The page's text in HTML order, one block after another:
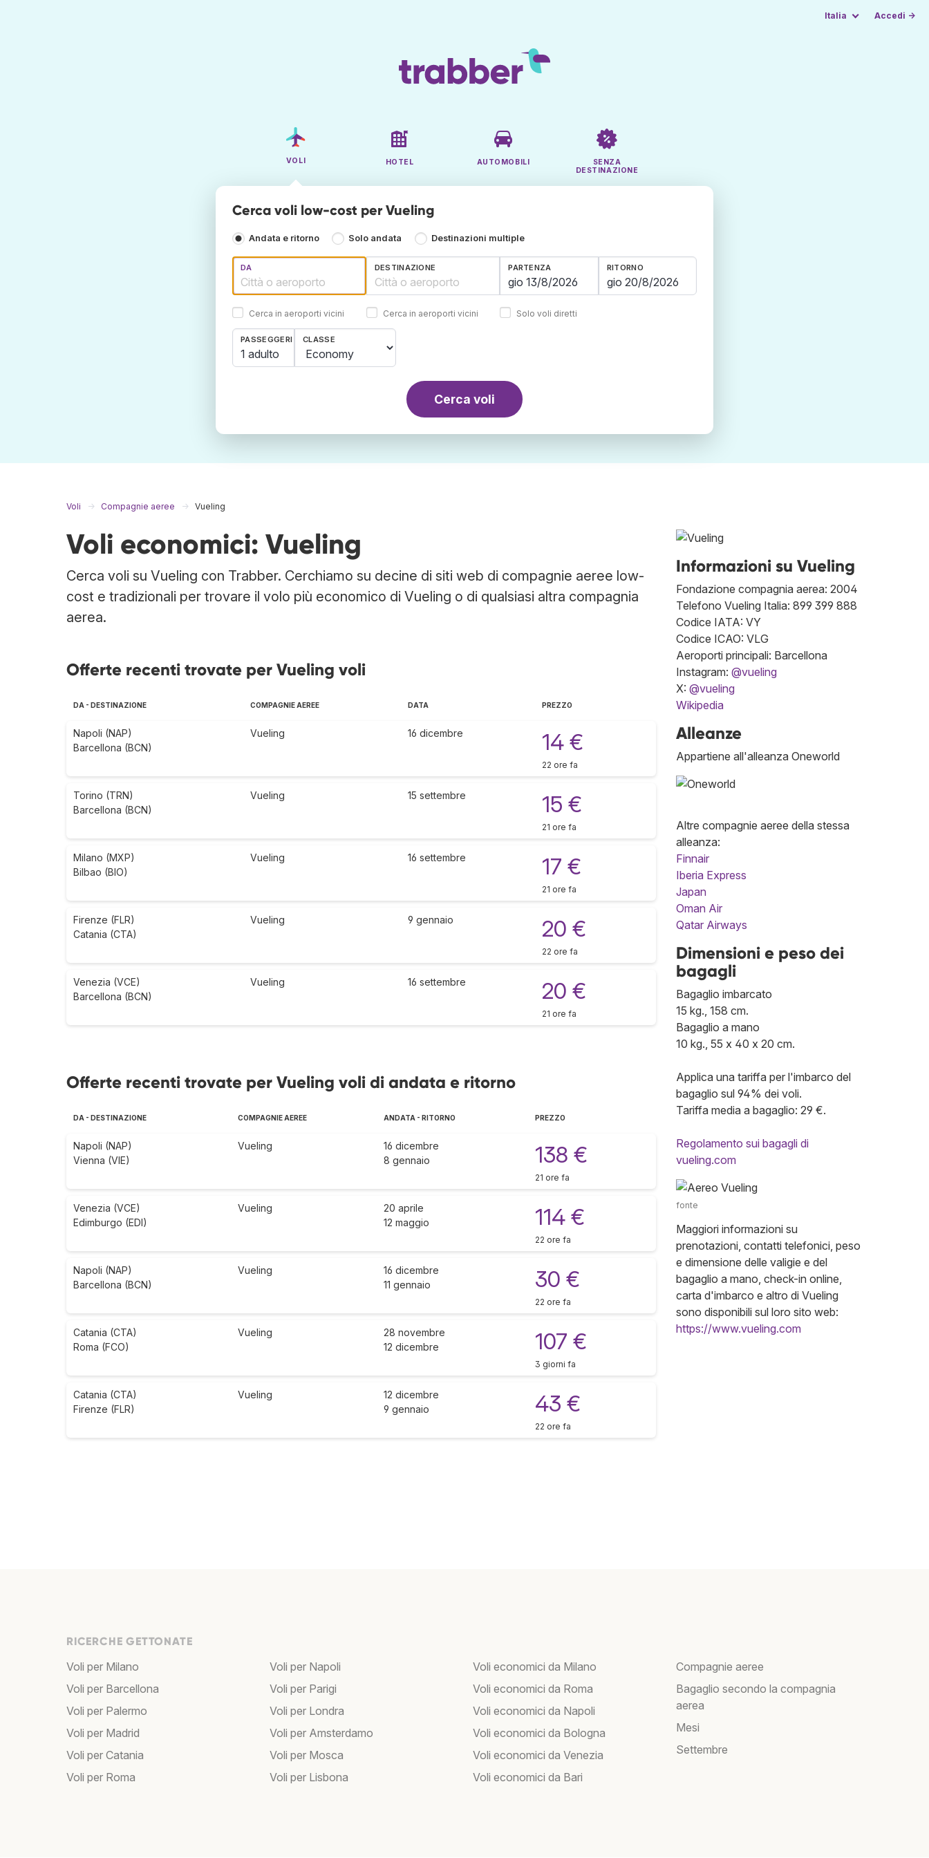
Italia Accedi →
VOLI HOTEL AUTOMOBILI
SENZA
DESTINAZIONE
Cerca voli low-cost per Vueling
Andata e ritorno Solo andata Destinazioni multiple
DA
Cerca in aeroporti vicini
DESTINAZIONE
Cerca in aeroporti vicini
PARTENZA RITORNO
Solo voli diretti
PASSEGGERI
1 adulto
CLASSE
Cerca voli
Voli Compagnie aeree Vueling
Voli economici: Vueling
Cerca voli su Vueling con Trabber. Cerchiamo su decine di siti web di compagnie aeree low-
cost e tradizionali per trovare il volo più economico di Vueling o di qualsiasi altra compagnia
aerea.
Offerte recenti trovate per Vueling voli
DA - DESTINAZIONE COMPAGNIE AEREE DATA PREZZO
Napoli (NAP)
Barcellona (BCN)
Vueling 16 dicembre 14 €
22 ore fa
Torino (TRN)
Barcellona (BCN)
Vueling 15 settembre 15 €
21 ore fa
Milano (MXP)
Bilbao (BIO)
Vueling 16 settembre 17 €
21 ore fa
Firenze (FLR)
Catania (CTA)
Vueling 9 gennaio 20 €
22 ore fa
Venezia (VCE)
Barcellona (BCN)
Vueling 16 settembre 20 €
21 ore fa
Offerte recenti trovate per Vueling voli di andata e ritorno
DA - DESTINAZIONE COMPAGNIE AEREE ANDATA - RITORNO PREZZO
Napoli (NAP)
Vienna (VIE)
Vueling
16 dicembre
8 gennaio
138 €
21 ore fa
Venezia (VCE)
Edimburgo (EDI)
Vueling
20 aprile
12 maggio
114 €
22 ore fa
Napoli (NAP)
Barcellona (BCN)
Vueling
16 dicembre
11 gennaio
30 €
22 ore fa
Catania (CTA)
Roma (FCO)
Vueling
28 novembre
12 dicembre
107 €
3 giorni fa
Catania (CTA)
Firenze (FLR)
Vueling
12 dicembre
9 gennaio
43 €
22 ore fa
Informazioni su Vueling
Fondazione compagnia aerea: 2004
Telefono Vueling Italia: 899 399 888
Codice IATA: VY
Codice ICAO: VLG
Aeroporti principali: Barcellona
Instagram: @vueling
X: @vueling
Wikipedia
Alleanze
Appartiene all'alleanza Oneworld
Altre compagnie aeree della stessa
alleanza:
Finnair
Iberia Express
Japan
Oman Air
Qatar Airways
Dimensioni e peso dei
bagagli
Bagaglio imbarcato
15 kg., 158 cm.
Bagaglio a mano
10 kg., 55 x 40 x 20 cm.
Applica una tariffa per l'imbarco del
bagaglio sul 94% dei voli.
Tariffa media a bagaglio: 29 €.
Regolamento sui bagagli di
vueling.com
fonte
Maggiori informazioni su
prenotazioni, contatti telefonici, peso
e dimensione delle valigie e del
bagaglio a mano, check-in online,
carta d'imbarco e altro di Vueling
sono disponibili sul loro sito web:
https://www.vueling.com
RICERCHE GETTONATE
Voli per Milano
Voli per Barcellona
Voli per Palermo
Voli per Madrid
Voli per Catania
Voli per Roma
Voli per Napoli
Voli per Parigi
Voli per Londra
Voli per Amsterdamo
Voli per Mosca
Voli per Lisbona
Voli economici da Milano
Voli economici da Roma
Voli economici da Napoli
Voli economici da Bologna
Voli economici da Venezia
Voli economici da Bari
Compagnie aeree
Bagaglio secondo la compagnia
aerea
Mesi
Settembre